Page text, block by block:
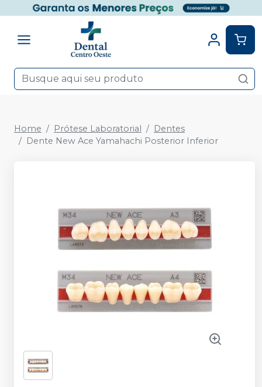
Home Prótese Laboratorial
Dentes
Dente New Ace Yamahachi Posterior Inferior